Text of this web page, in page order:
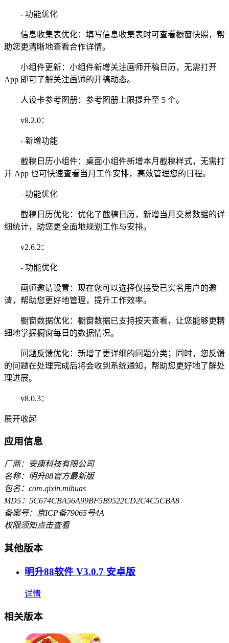
- 功能优化
信息收集表优化：填写信息收集表时可查看橱窗快照，帮
助您更清晰地查看合作详情。
小组件更新：小组件新增关注画师开稿日历，无需打开
App 即可了解关注画师的开稿动态。
人设卡参考图册：参考图册上限提升至 5 个。
v8.2.0：
- 新增功能
截稿日历小组件：桌面小组件新增本月截稿样式，无需打
开 App 也可快速查看当月工作安排，高效管理您的日程。
- 功能优化
截稿日历优化：优化了截稿日历，新增当月交易数据的详
细统计，助您更全面地规划工作与安排。
v2.6.2：
- 功能优化
画师邀请设置：现在您可以选择仅接受已实名用户的邀
请，帮助您更好地管理，提升工作效率。
橱窗数据优化：橱窗数据已支持按天查看，让您能够更精
细地掌握橱窗每日的数据情况。
问题反馈优化：新增了更详细的问题分类；同时，您反馈
的问题在处理完成后将会收到系统通知，帮助您更好地了解处
理进展。
v8.0.3：
展开收起
应用信息
厂商：安康科技有限公司
名称：明升88官方最新版
包名：com.qixin.mihuas
MD5：5C674CBA56A99BF5B9522CD2C4C5CBA8
备案号：京ICP备79065号4A
权限须知点击查看
其他版本
明升88软件 V3.0.7 安卓版
详情
相关版本